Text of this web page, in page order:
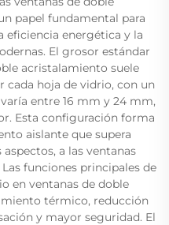
papel fundamental para
energética y la
El grosor estándar
acristalamiento suele
hoja de vidrio, con un
entre 16 mm y 24 mm,
Esta configuración forma
aislante que supera
a las ventanas
funciones principales de
en ventanas de doble
térmico, reducción
y mayor seguridad. El